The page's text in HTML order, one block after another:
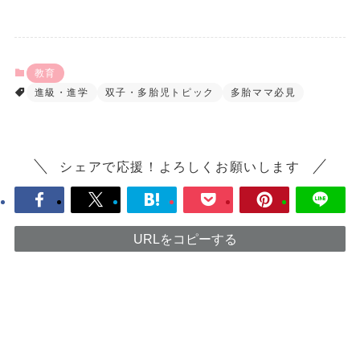
教育
進級・進学
双子・多胎児トピック 多胎ママ必見
シェアで応援！よろしくお願いします
URLをコピーする